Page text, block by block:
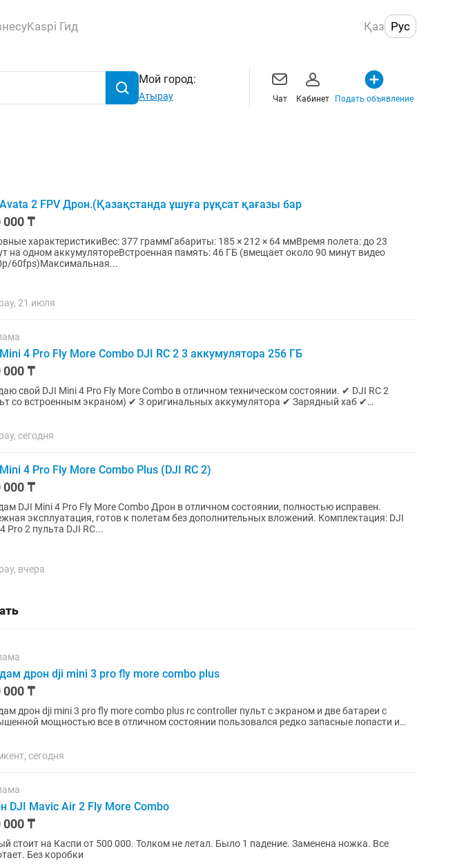
Kaspi Гид Қаз Рус
Мой город:
Атырау Чат Кабинет Подать объявление
2 FPV Дрон.(Қазақстанда ұшуға рұқсат қағазы бар
000 ₸
характеристикиВес: 377 граммГабариты: 185 × 212 × 64 ммВремя полета: до 23
на одном аккумулятореВстроенная память: 46 ГБ (вмещает около 90 минут видео
60fps)Максимальная...
21 июля
4 Pro Fly More Combo DJI RC 2 3 аккумулятора 256 ГБ
000 ₸
свой DJI Mini 4 Pro Fly More Combo в отличном техническом состоянии. ✔ DJI RC 2
со встроенным экраном) ✔ 3 оригинальных аккумулятора ✔ Зарядный хаб ✔
сегодня
4 Pro Fly More Combo Plus (DJI RC 2)
000 ₸
Mini 4 Pro Fly More Combo Дрон в отличном состоянии, полностью исправен.
эксплуатация, готов к полетам без дополнительных вложений. Комплектация: DJI
Pro 2 пульта DJI RC...
вчера
дрон dji mini 3 pro fly more combo plus
000 ₸
дрон dji mini 3 pro fly more combo plus rc controller пульт с экраном и две батареи с
мощностью все в отличном состоянии пользовался редко запасные лопасти и
сегодня
DJI Mavic Air 2 Fly More Combo
000 ₸
стоит на Каспи от 500 000. Толком не летал. Было 1 падение. Заменена ножка. Все
Без коробки